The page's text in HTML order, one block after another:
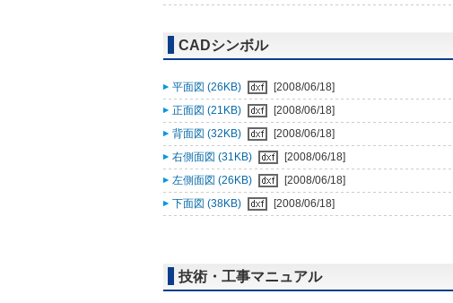
CADシンボル
平面図 (26KB)
[2008/06/18]
正面図 (21KB)
[2008/06/18]
背面図 (32KB)
[2008/06/18]
右側面図 (31KB)
[2008/06/18]
左側面図 (26KB)
[2008/06/18]
下面図 (38KB)
[2008/06/18]
技術・工事マニュアル